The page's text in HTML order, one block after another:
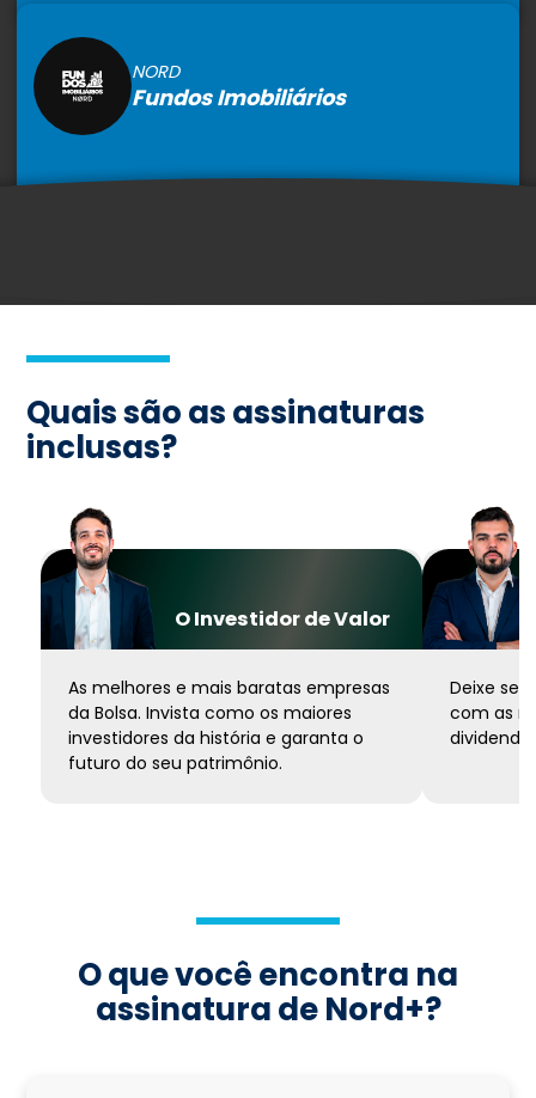
NORD
Fundos Imobiliários
Quais são as assinaturas
inclusas?
O Investidor de Valor
As melhores e mais baratas empresas
da Bolsa. Invista como os maiores
investidores da história e garanta o
futuro do seu patrimônio.
Deixe
com as
O que você encontra na
assinatura de Nord+?